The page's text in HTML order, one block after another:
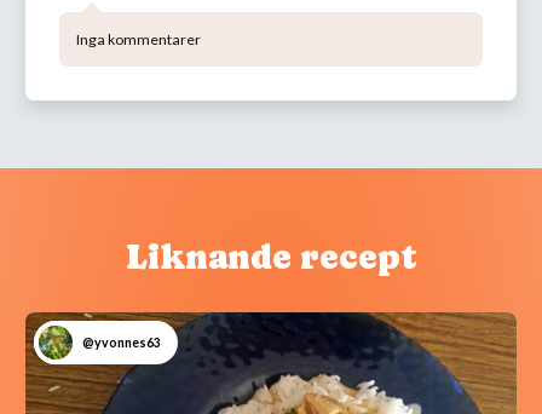
Inga kommentarer
Liknande recept
@yvonnes63